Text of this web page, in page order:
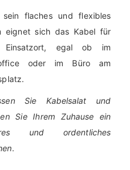
sein flaches und flexibles
eignet sich das Kabel für
Einsatzort, egal ob im
oder im Büro am
Sie Kabelsalat und
Sie Ihrem Zuhause ein
und ordentliches